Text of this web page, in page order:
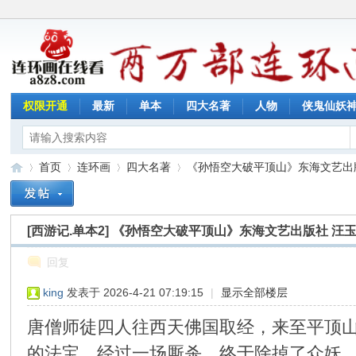
权限开通 最新 单本 四大名著 人物 侠鬼仙妖
»
首页
›
连环画 四大名著
›
《孙悟空大破平顶山》东海文艺
[西游记.单本2] 《孙悟空大破平顶山》东海文艺出版社 汪
回复
king 发表于 2026-4-21 07:19:15 | 显示全部楼层
唐僧师徒四人往西天佛国取经，来至平顶